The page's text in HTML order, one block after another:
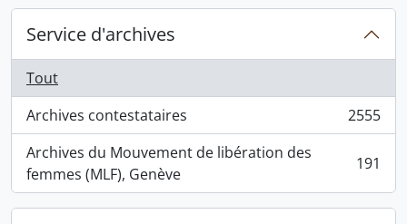
Service d'archives
Tout
Archives contestataires
, 2555 résultats
2555
Archives du Mouvement de libération des
femmes (MLF), Genève
, 191 résultats 191